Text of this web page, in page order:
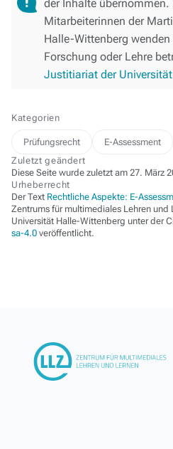
der Inhalte
Mitarbeiterinnen der
Halle-Wittenberg
Forschung oder Lehre
Justitiariat der Universität
Kategorien
Prüfungsrecht
E-Assessment
Zuletzt geändert
Diese Seite wurde zuletzt am 27. März
Urheberrecht
Der Text Rechtliche Aspekte: E-
Zentrums für multimediales Lehren und
Universität Halle-Wittenberg unter der
sa-4.0 veröffentlicht.